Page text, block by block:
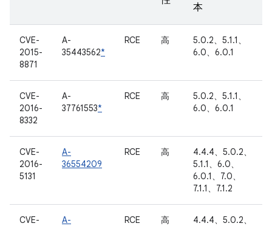
本
CVE-
2015-
8871
A-
35443562*
RCE 高
5.0.2、5.1.1、
6.0、6.0.1
CVE-
2016-
8332
A-
37761553*
RCE 高
5.0.2、5.1.1、
6.0、6.0.1
CVE-
2016-
5131
A-
36554209
RCE 高
4.4.4、5.0.2、
5.1.1、6.0、
6.0.1、7.0、
7.1.1、7.1.2
CVE-
A-
RCE 高
4.4.4、5.0.2、